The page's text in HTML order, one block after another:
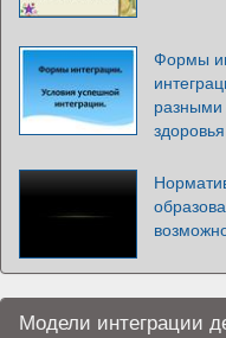
Формы
разными
здоровья
Модели интеграции